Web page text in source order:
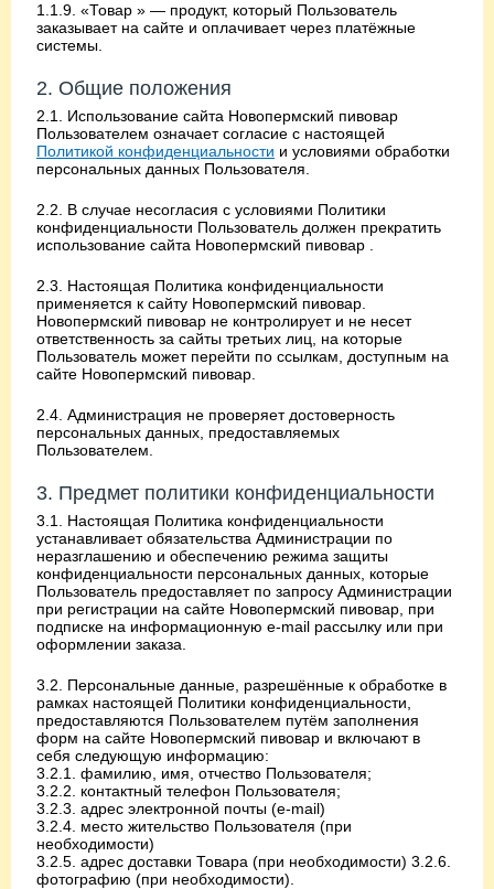
1.1.9. «Товар » — продукт, который Пользователь
заказывает на сайте и оплачивает через платёжные
системы.
2. Общие положения
2.1. Использование сайта Новопермский пивовар
Пользователем означает согласие с настоящей
Политикой конфиденциальности и условиями обработки
персональных данных Пользователя.
2.2. В случае несогласия с условиями Политики
конфиденциальности Пользователь должен прекратить
использование сайта Новопермский пивовар .
2.3. Настоящая Политика конфиденциальности
применяется к сайту Новопермский пивовар.
Новопермский пивовар не контролирует и не несет
ответственность за сайты третьих лиц, на которые
Пользователь может перейти по ссылкам, доступным на
сайте Новопермский пивовар.
2.4. Администрация не проверяет достоверность
персональных данных, предоставляемых
Пользователем.
3. Предмет политики конфиденциальности
3.1. Настоящая Политика конфиденциальности
устанавливает обязательства Администрации по
неразглашению и обеспечению режима защиты
конфиденциальности персональных данных, которые
Пользователь предоставляет по запросу Администрации
при регистрации на сайте Новопермский пивовар, при
подписке на информационную e-mail рассылку или при
оформлении заказа.
3.2. Персональные данные, разрешённые к обработке в
рамках настоящей Политики конфиденциальности,
предоставляются Пользователем путём заполнения
форм на сайте Новопермский пивовар и включают в
себя следующую информацию:
3.2.1. фамилию, имя, отчество Пользователя;
3.2.2. контактный телефон Пользователя;
3.2.3. адрес электронной почты (e-mail)
3.2.4. место жительство Пользователя (при
необходимости)
3.2.5. адрес доставки Товара (при необходимости) 3.2.6.
фотографию (при необходимости).